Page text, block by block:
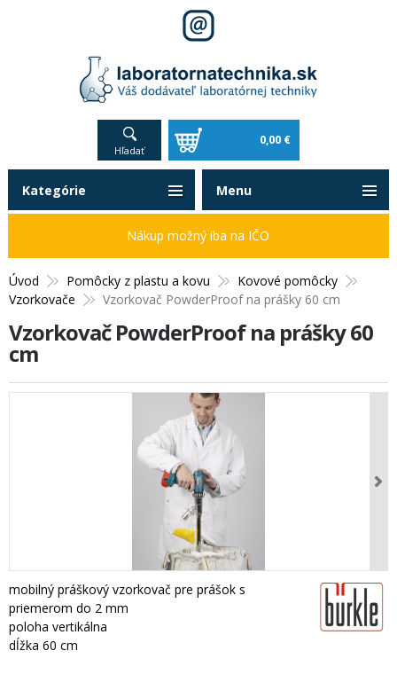
Hľadať
0,00 €
Úvod Pomôcky z plastu a kovu
Kovové pomôcky
Vzorkovače
Vzorkovač PowderProof na prášky 60 cm
Vzorkovač PowderProof na prášky 60
cm
mobilný práškový vzorkovač pre prášok s
priemerom do 2 mm
poloha vertikálna
dĺžka 60 cm
Kategórie
Nákup možný iba na IČO
Menu